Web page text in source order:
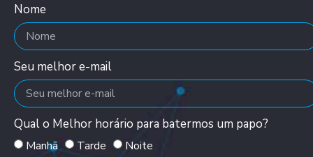
Nome
Seu melhor e-mail
Qual o Melhor horário para batermos um papo?
Manhã Tarde Noite